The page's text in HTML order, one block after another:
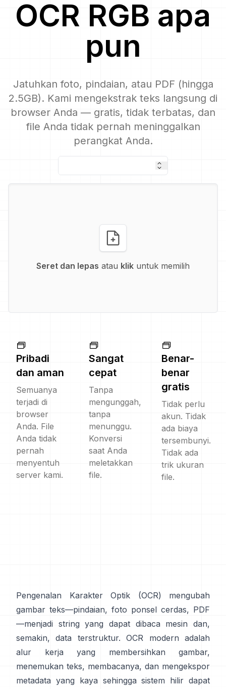
OCR RGB apa
pun
Jatuhkan foto, pindaian, atau PDF (hingga
2.5GB). Kami mengekstrak teks langsung di
browser Anda — gratis, tidak terbatas, dan
file Anda tidak pernah meninggalkan
perangkat Anda.
Seret dan lepas atau klik untuk memilih
Pribadi
dan aman
Semuanya
terjadi di
browser
Anda. File
Anda tidak
pernah
menyentuh
server kami.
Sangat
cepat
Tanpa
mengunggah,
tanpa
menunggu.
Konversi
saat Anda
meletakkan
file.
Benar-
benar
gratis
Tidak perlu
akun. Tidak
ada biaya
tersembunyi.
Tidak ada
trik ukuran
file.
Pengenalan Karakter Optik (OCR) mengubah
gambar teks—pindaian, foto ponsel cerdas, PDF
—menjadi string yang dapat dibaca mesin dan,
semakin, data terstruktur. OCR modern adalah
alur kerja yang membersihkan gambar,
menemukan teks, membacanya, dan mengekspor
metadata yang kaya sehingga sistem hilir dapat